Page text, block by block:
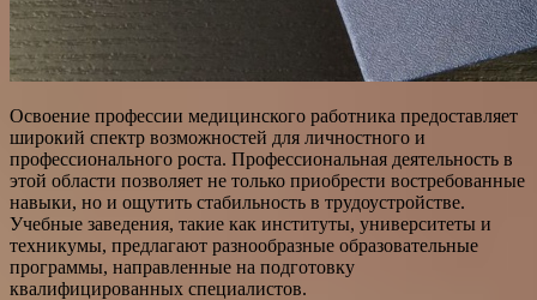
Освоение профессии медицинского работника предоставляет
широкий спектр возможностей для личностного и
профессионального роста. Профессиональная деятельность в
этой области позволяет не только приобрести востребованные
навыки, но и ощутить стабильность в трудоустройстве.
Учебные заведения, такие как институты, университеты и
техникумы, предлагают разнообразные образовательные
программы, направленные на подготовку
квалифицированных специалистов.